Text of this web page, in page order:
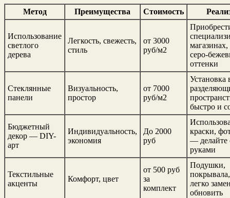
Метод Преимущества Стоимость
Использование
светлого
дерева
Легкость, свежесть,
стиль
от 3000
руб/м2
серо-
оттенки
Стеклянные
панели
Визуальность,
простор
от 7000
руб/м2
Установка
быстро и
Бюджетный
декор — DIY-
арт
Индивидуальность,
экономия
До 2000
руб
краски,
— делайте
руками
Текстильные
акценты
Комфорт, цвет
от 500 руб
за
комплект
Подушки,
легко
обновить